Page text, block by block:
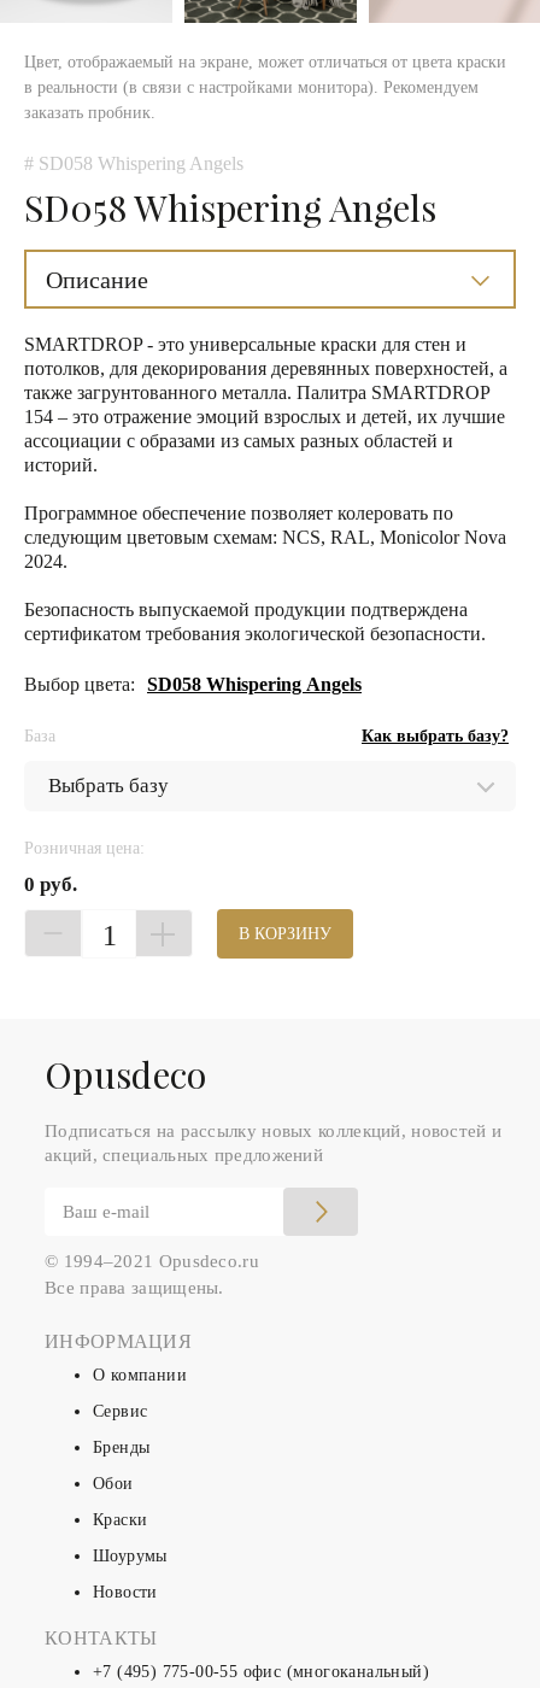
Цвет, отображаемый на экране, может отличаться от цвета краски
в реальности (в связи с настройками монитора). Рекомендуем
заказать пробник.
# SD058 Whispering Angels
SD058 Whispering Angels
Описание
SMARTDROP - это универсальные краски для стен и
потолков, для декорирования деревянных поверхностей, а
также загрунтованного металла. Палитра SMARTDROP
154 – это отражение эмоций взрослых и детей, их лучшие
ассоциации с образами из самых разных областей и
историй.
Программное обеспечение позволяет колеровать по
следующим цветовым схемам: NCS, RAL, Monicolor Nova
2024.
Безопасность выпускаемой продукции подтверждена
сертификатом требования экологической безопасности.
Выбор цвета: SD058 Whispering Angels
База Как выбрать базу?
Розничная цена:
0 руб.
1 В КОРЗИНУ
Оpusdeco
Подписаться на рассылку новых коллекций, новостей и
акций, специальных предложений
© 1994–2021 Opusdeco.ru
Все права защищены.
ИНФОРМАЦИЯ
О компании
Сервис
Бренды
Обои
Краски
Шоурумы
Новости
КОНТАКТЫ
+7 (495) 775-00-55 офис (многоканальный)